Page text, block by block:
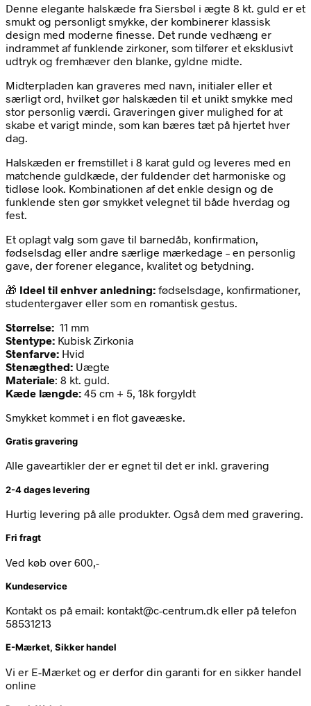
Denne elegante halskæde fra Siersbøl i ægte 8 kt. guld er et
smukt og personligt smykke, der kombinerer klassisk
design med moderne finesse. Det runde vedhæng er
indrammet af funklende zirkoner, som tilfører et eksklusivt
udtryk og fremhæver den blanke, gyldne midte.
Midterpladen kan graveres med navn, initialer eller et
særligt ord, hvilket gør halskæden til et unikt smykke med
stor personlig værdi. Graveringen giver mulighed for at
skabe et varigt minde, som kan bæres tæt på hjertet hver
dag.
Halskæden er fremstillet i 8 karat guld og leveres med en
matchende guldkæde, der fuldender det harmoniske og
tidløse look. Kombinationen af det enkle design og de
funklende sten gør smykket velegnet til både hverdag og
fest.
Et oplagt valg som gave til barnedåb, konfirmation,
fødselsdag eller andre særlige mærkedage – en personlig
gave, der forener elegance, kvalitet og betydning.
🎁 Ideel til enhver anledning: fødselsdage, konfirmationer,
studentergaver eller som en romantisk gestus.
Størrelse: 11 mm
Stentype: Kubisk Zirkonia
Stenfarve: Hvid
Stenægthed: Uægte
Materiale: 8 kt. guld.
Kæde længde: 45 cm + 5, 18k forgyldt
Smykket kommet i en flot gaveæske.
Gratis gravering
Alle gaveartikler der er egnet til det er inkl. gravering
2-4 dages levering
Hurtig levering på alle produkter. Også dem med gravering.
Fri fragt
Ved køb over 600,-
Kundeservice
Kontakt os på email: kontakt@c-centrum.dk eller på telefon
58531213
E-Mærket, Sikker handel
Vi er E-Mærket og er derfor din garanti for en sikker handel
online